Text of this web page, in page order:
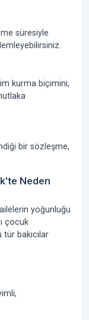
süresiyle
kurma biçimini,
bir sözleşme,
Neden
yoğunluğu
çocuk
bakıcılar
,